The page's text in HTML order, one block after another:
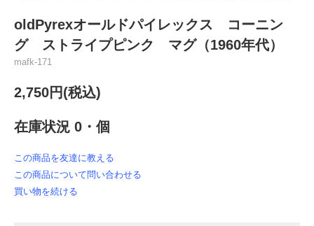
oldPyrexオールドパイレックス コーニン
グ ストライプピンク マグ（1960年代）
mafk-171
2,750円(税込)
在庫状況 0・個
この商品を友達に教える
この商品について問い合わせる
買い物を続ける